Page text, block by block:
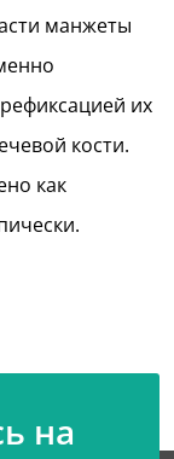
манжеты
их
кости.
как
на